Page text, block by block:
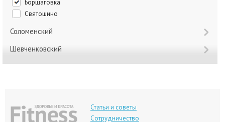
Борщаговка
Святошино
Соломенский
Шевченковский
Статьи и советы
Сотрудничество